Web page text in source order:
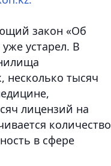
закон «Об
устарел. В
несколько тысяч
лицензий на
количество
в сфере